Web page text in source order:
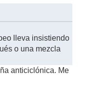
lleva insistiendo
o una mezcla
anticiclónica. Me